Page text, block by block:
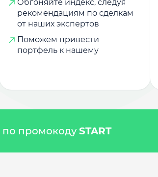
Обгоняйте индекс, следуя
рекомендациям по сделкам
от наших экспертов
Поможем привести
портфель к нашему
по промокодуSTART